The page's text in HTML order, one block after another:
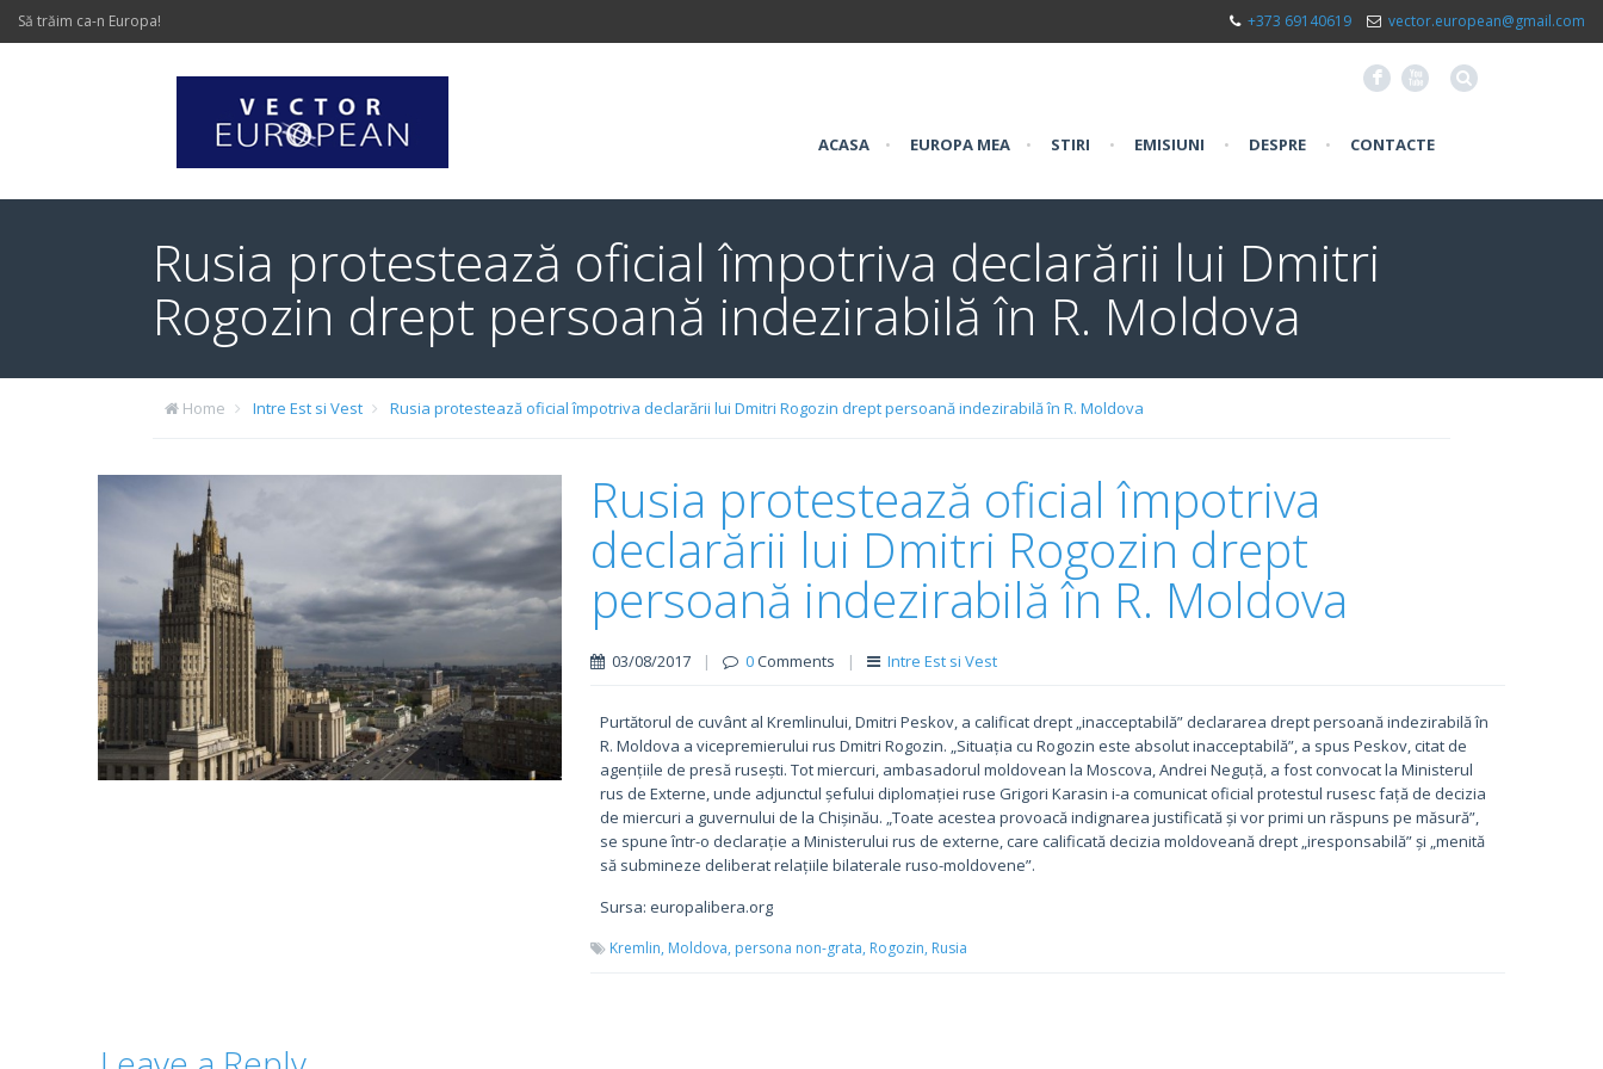
Să trăim ca-n Europa! +373 69140619 vector.european@gmail.com
F X
ACASA • EUROPA MEA • STIRI • EMISIUNI • DESPRE • CONTACTE
Rusia protestează oficial împotriva declarării lui Dmitri
Rogozin drept persoană indezirabilă în R. Moldova
Home Intre Est si Vest Rusia protestează oficial împotriva declarării lui Dmitri Rogozin drept persoană indezirabilă în R. Moldova
Rusia protestează oficial împotriva
declarării lui Dmitri Rogozin drept
persoană indezirabilă în R. Moldova
03/08/2017 | 0Comments | Intre Est si Vest
Purtătorul de cuvânt al Kremlinului, Dmitri Peskov, a calificat drept „inacceptabilă” declararea drept persoană indezirabilă în
R. Moldova a vicepremierului rus Dmitri Rogozin. „Situația cu Rogozin este absolut inacceptabilă”, a spus Peskov, citat de
agențiile de presă rusești. Tot miercuri, ambasadorul moldovean la Moscova, Andrei Neguță, a fost convocat la Ministerul
rus de Externe, unde adjunctul șefului diplomației ruse Grigori Karasin i-a comunicat oficial protestul rusesc față de decizia
de miercuri a guvernului de la Chișinău. „Toate acestea provoacă indignarea justificată și vor primi un răspuns pe măsură”,
se spune într-o declarație a Ministerului rus de externe, care calificată decizia moldoveană drept „iresponsabilă” și „menită
să submineze deliberat relațiile bilaterale ruso-moldovene”.
Sursa: europalibera.org
Kremlin, Moldova, persona non-grata, Rogozin, Rusia